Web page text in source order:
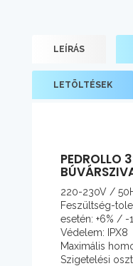
LEÍRÁS
LETÖLTÉSEK
PEDROLLO
220-230V /
Feszültség-
esetén: +6% / -
Védelem: IPX8
Maximális
Szigetelési